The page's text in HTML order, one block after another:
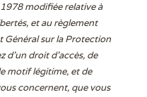
modifiée relative à
et au règlement
sur la Protection
d’un droit d’accès, de
motif légitime, et de
concernent, que vous